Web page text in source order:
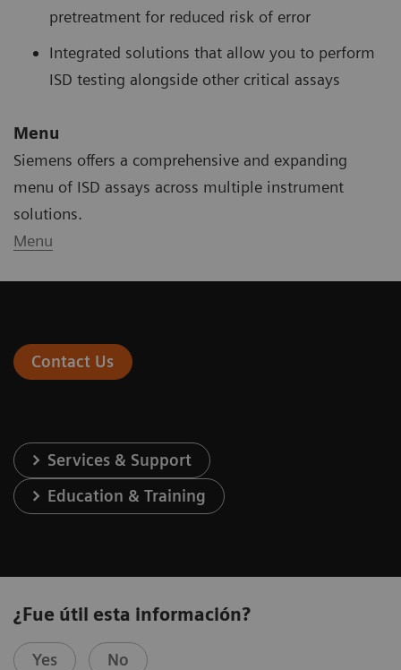
pretreatment for reduced risk of error
Integrated solutions that allow you to perform
ISD testing alongside other critical assays
Menu
Siemens offers a comprehensive and expanding
menu of ISD assays across multiple instrument
solutions.
Menu
Contact Us
Services & Support
Education & Training
¿Fue útil esta información?
Yes No